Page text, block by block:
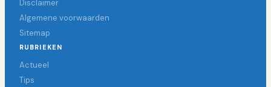
Disclaimer
Algemene voorwaarden
Sitemap
RUBRIEKEN
Actueel
Tips